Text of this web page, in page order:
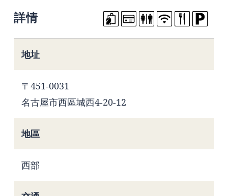
詳情
地址
〒451-0031
名古屋市西區城西4-20-12
地區
西部